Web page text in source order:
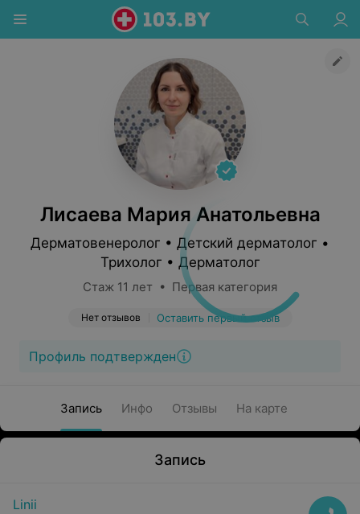
Лисаева Мария Анатольевна
Дерматовенеролог • Детский дерматолог •
Трихолог • Дерматолог
Стаж 11 лет • Первая категория
Нет отзывов Оставить первый отзыв
Профиль подтвержден
Запись Инфо Отзывы На карте
Запись
Linii